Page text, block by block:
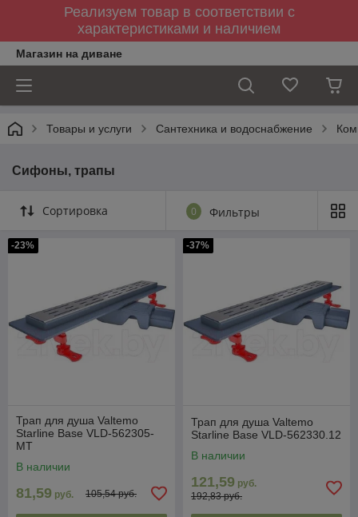
Реализуем товар в соответствии с
характеристиками и наличием
Магазин на диване
Товары и услуги Сантехника и водоснабжение
Сифоны, трапы
Сортировка 0 Фильтры
-23%
Трап для душа Valtemo
Starline Base VLD-562305-
MT
В наличии
81,59 руб. 105,54 руб.
-37%
Трап для душа Valtemo
Starline Base VLD-562330.12
В наличии
121,59 руб.
192,83 руб.